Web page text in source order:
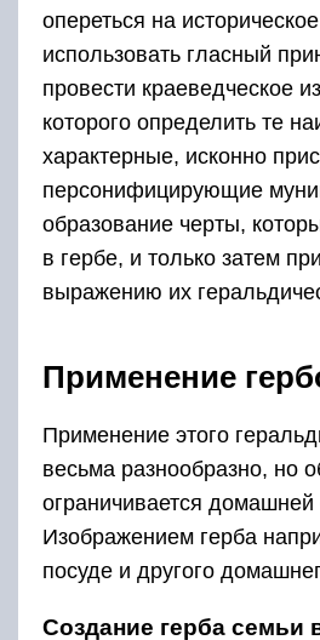
опереться на
использовать гласный
провести краеведческое
которого определить те
характерные, исконно
персонифицирующие
образование черты,
в гербе, и только затем
выражению их
Применение
Применение этого
весьма разнообразно, но
ограничивается домашней
Изображением герба
посуде и другого
Создание герба семьи